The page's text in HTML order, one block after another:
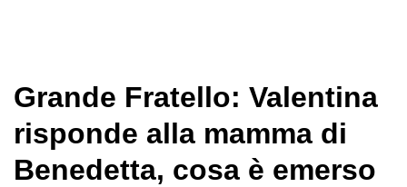
Grande Fratello: Valentina
risponde alla mamma di
Benedetta, cosa è emerso